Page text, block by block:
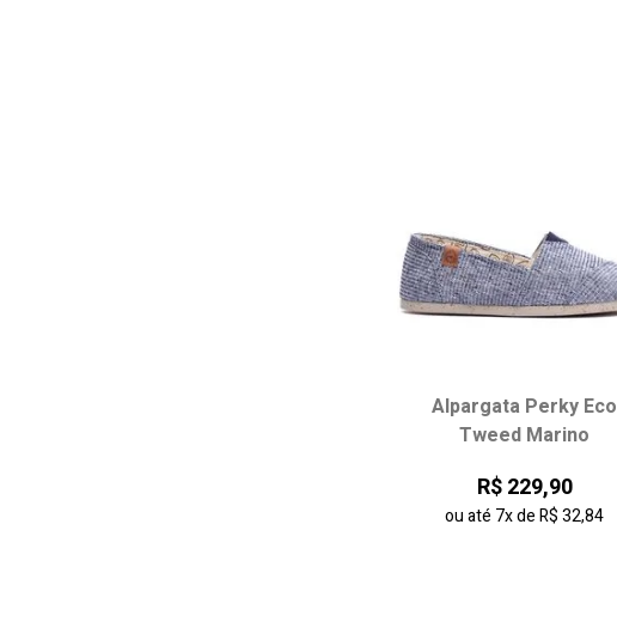
Escolha seu tamanho:
44
Alpargata Perky Eco
Tweed Marino
R$ 229,90
ou até 7xdeR$ 32,84